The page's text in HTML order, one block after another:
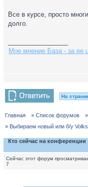
Все в курсе, просто
долго.
Мое мнение База - за ее
На
Главная » Список форумов
» Выбираем новый или б/у
Кто сейчас на конференции
Сейчас этот форум
7